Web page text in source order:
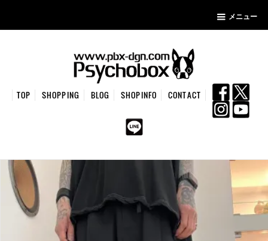
メニュー
TOP SHOPPING BLOG SHOPINFO CONTACT